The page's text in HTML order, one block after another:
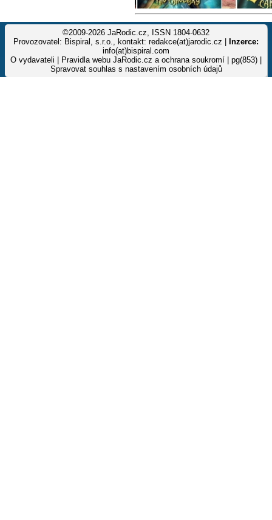
©2009-2026 JaRodic.cz, ISSN 1804-0632
Provozovatel: Bispiral, s.r.o., kontakt: redakce(at)jarodic.cz |
Inzerce:
info(at)bispiral.com
O vydavateli
Pravidla webu JaRodic.cz a ochrana soukromí | pg(853) |
Spravovat souhlas s nastavením osobních údajů